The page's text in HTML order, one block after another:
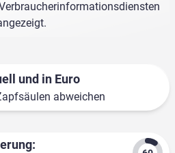
und in Euro
abweichen